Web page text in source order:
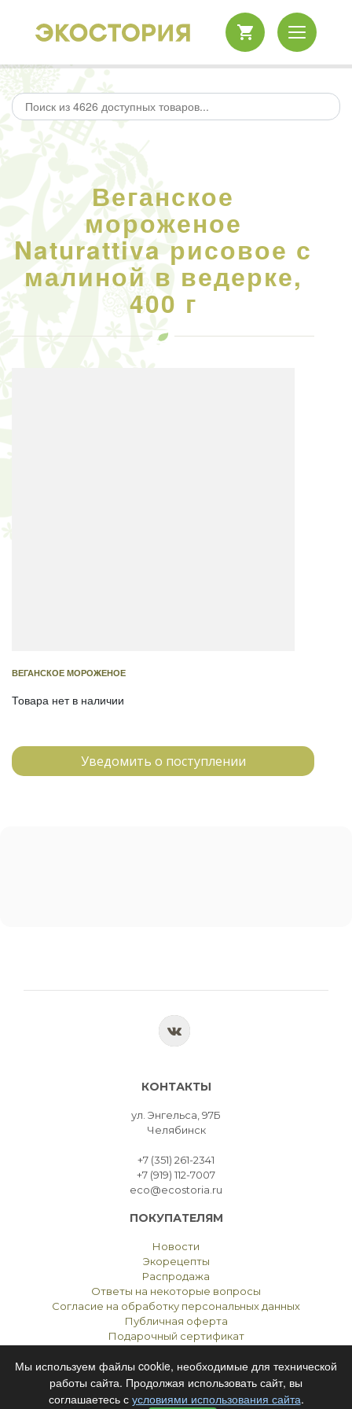
Веганское
мороженое
Naturattiva рисовое с
малиной в ведерке,
400 г
ВЕГАНСКОЕ МОРОЖЕНОЕ
Товара нет в наличии
Уведомить о поступлении
КОНТАКТЫ
ул. Энгельса, 97Б
Челябинск
+7 (351) 261-2341
+7 (919) 112-7007
eco@ecostoria.ru
ПОКУПАТЕЛЯМ
Новости
Экорецепты
Распродажа
Ответы на некоторые вопросы
Согласие на обработку персональных данных
Публичная оферта
Подарочный сертификат
ЭКОСТОРИЯЧЕЛЯБИНСК © 2021
Мы используем файлы cookie, необходимые для технической
работы сайта. Продолжая использовать сайт, вы
соглашаетесь с условиями использования сайта.